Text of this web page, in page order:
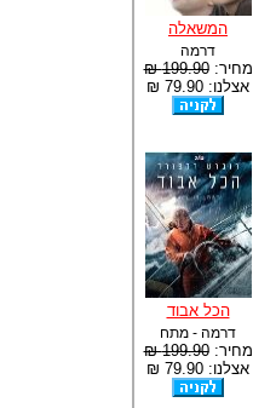
המשאלה
דרמה
מחיר:199.90 ₪
אצלנו: 79.90 ₪
הכל אבוד
דרמה - מתח
מחיר:199.90 ₪
אצלנו: 79.90 ₪